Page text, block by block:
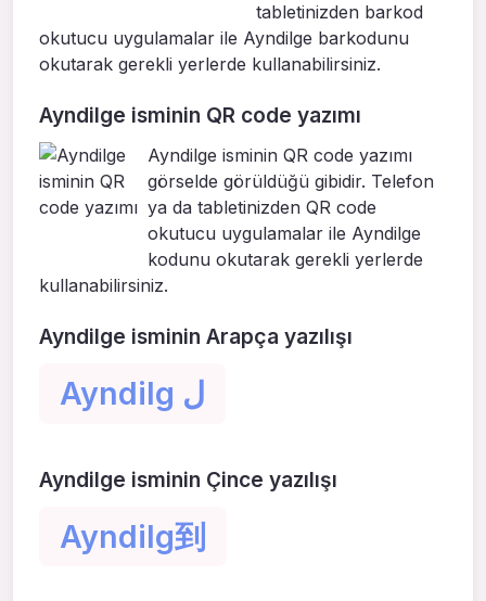
tabletinizden barkod
okutucu uygulamalar ile Ayndilge barkodunu
okutarak gerekli yerlerde kullanabilirsiniz.
Ayndilge isminin QR code yazımı
Ayndilge isminin QR code yazımı
görselde görüldüğü gibidir. Telefon
ya da tabletinizden QR code
okutucu uygulamalar ile Ayndilge
kodunu okutarak gerekli yerlerde
kullanabilirsiniz.
Ayndilge isminin Arapça yazılışı
Ayndilg ل
Ayndilge isminin Çince yazılışı
Ayndilg到